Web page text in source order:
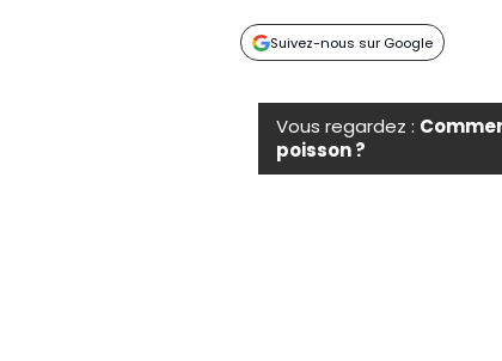
Suivez-nous sur Google
Vous regardez :
poisson ?